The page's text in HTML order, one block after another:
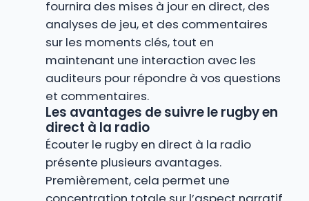
fournira des mises à jour en direct, des
analyses de jeu, et des commentaires
sur les moments clés, tout en
maintenant une interaction avec les
auditeurs pour répondre à vos questions
et commentaires.
Les avantages de suivre le rugby en
direct à la radio
Écouter le rugby en direct à la radio
présente plusieurs avantages.
Premièrement, cela permet une